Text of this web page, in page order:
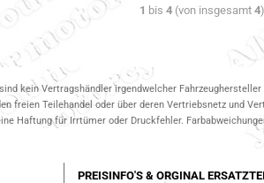
1 bis4 (von insgesamt4)
kein Vertragshändler irgendwelcher
Teilehandel oder über deren Vertriebsnetz und
Haftung für Irrtümer oder Druckfehler.
PREISINFO'S & ORGINAL